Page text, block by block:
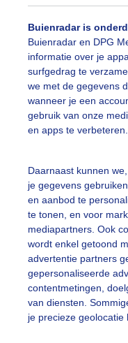
Buienradar is
Buienradar en DPG
informatie over je
surfgedrag te
we met de gegevens
wanneer je een
gebruik van onze
en apps te verbeteren.
Daarnaast kunnen
je gegevens
en aanbod te
te tonen, en voor
mediapartners. Ook
wordt enkel getoond
advertentie partners
gepersonaliseerde
contentmetingen,
van diensten.
je precieze geolocatie
straatjes boven
Jos Hendriks Gemaakt:
Zon Wolken
slideshow